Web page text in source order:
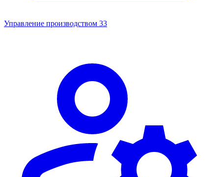
Управление производством 33